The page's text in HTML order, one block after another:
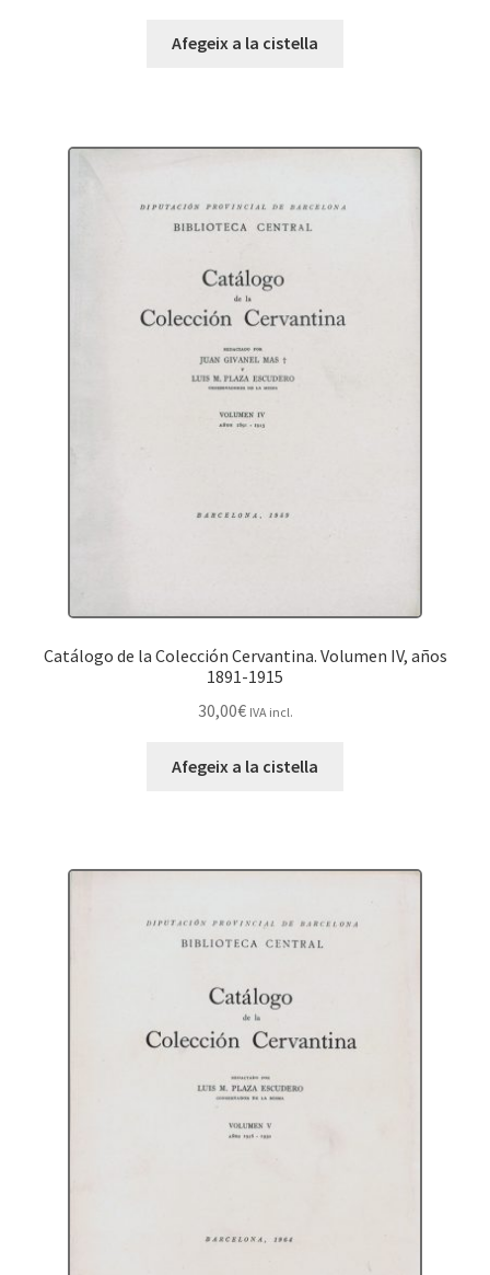
Afegeix a la cistella
Catálogo de la Colección Cervantina. Volumen IV, años
1891-1915
30,00€ IVA incl.
Afegeix a la cistella